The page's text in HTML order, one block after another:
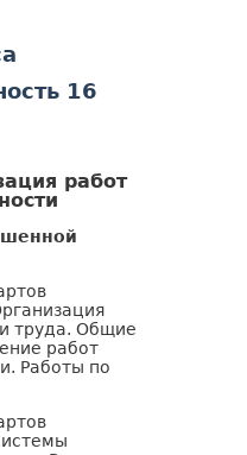
16
работ
труда. Общие
работ
Работы по